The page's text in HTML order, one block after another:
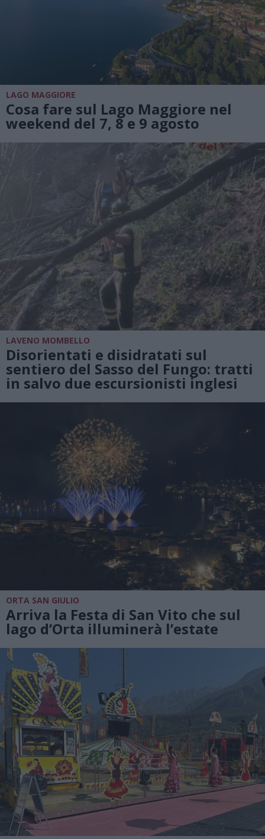
LAGO MAGGIORE
Cosa fare sul Lago Maggiore nel
weekend del 7, 8 e 9 agosto
LAVENO MOMBELLO
Disorientati e disidratati sul
sentiero del Sasso del Fungo: tratti
in salvo due escursionisti inglesi
ORTA SAN GIULIO
Arriva la Festa di San Vito che sul
lago d’Orta illuminerà l’estate